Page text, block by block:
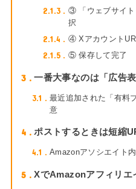
2.1.3
③ 「ウェブサイト
択
2.1.4 ④ Xアカウント
2.1.5 ⑤ 保存して完了
3 一番大事なのは「広告表
3.1
最近追加された「有料
意
4 ポストするときは短縮
4.1 Amazonアソシエイト
5 XでAmazonアフィリエ